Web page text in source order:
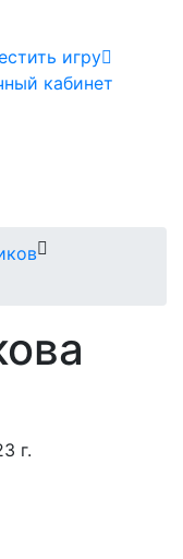
игру
кабинет
г.